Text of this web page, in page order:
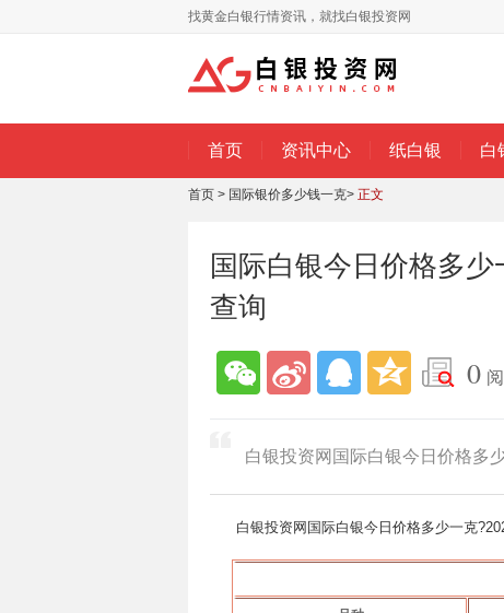
找黄金白银行情资讯，就找白银投资网
首页 资讯中心 纸白银 白
首页 > 国际银价多少钱一克> 正文
国际白银今日价格多少
查询
0
白银投资网国际白银今日价格多
白银投资网国际白银今日价格多少一克?